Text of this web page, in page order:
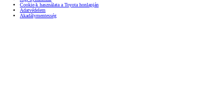
Cookie-k használata a Toyota honlapján
Adatvédelem
Akadálymentesség